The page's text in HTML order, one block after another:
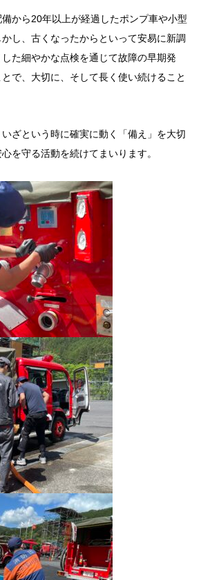
から20年以上が経過したポンプ車や小型
し、古くなったからといって安易に新調
た細やかな点検を通じて故障の早期発
で、大切に、そして長く使い続けること
ざという時に確実に動く「備え」を大切
を守る活動を続けてまいります。